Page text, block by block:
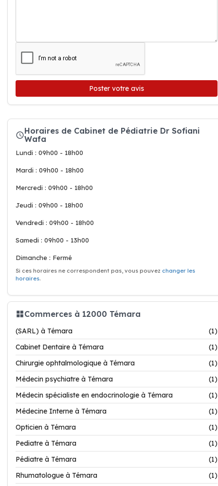
Poster votre avis
Horaires de Cabinet de Pédiatrie Dr Sofiani
Wafa
Lundi : 09h00 - 18h00
Mardi : 09h00 - 18h00
Mercredi : 09h00 - 18h00
Jeudi : 09h00 - 18h00
Vendredi : 09h00 - 18h00
Samedi : 09h00 - 13h00
Dimanche : Fermé
Si ces horaires ne correspondent pas, vous pouvez changer les
horaires.
Commerces à 12000 Témara
(SARL) à Témara
(1)
Cabinet Dentaire à Témara
(1)
Chirurgie ophtalmologique à Témara
(1)
Médecin psychiatre à Témara
(1)
Médecin spécialiste en endocrinologie à Témara
(1)
Médecine Interne à Témara
(1)
Opticien à Témara
(1)
Pediatre à Témara
(1)
Pédiatre à Témara
(1)
Rhumatologue à Témara
(1)